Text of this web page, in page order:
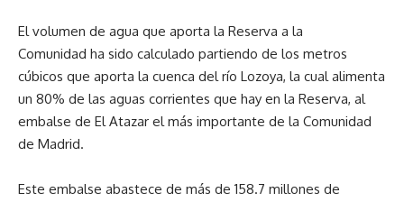
El volumen de agua que aporta la Reserva a la
Comunidad ha sido calculado partiendo de los metros
cúbicos que aporta la cuenca del río Lozoya, la cual alimenta
un 80% de las aguas corrientes que hay en la Reserva, al
embalse de El Atazar el más importante de la Comunidad
de Madrid.
Este embalse abastece de más de 158.7 millones de